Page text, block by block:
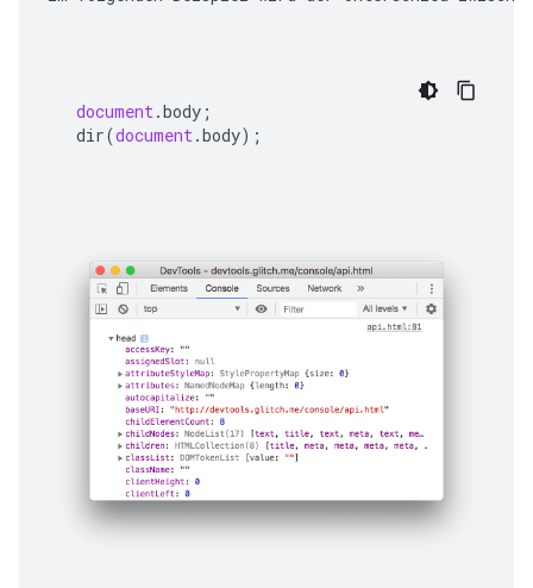
document .body ;
dir(document .body);